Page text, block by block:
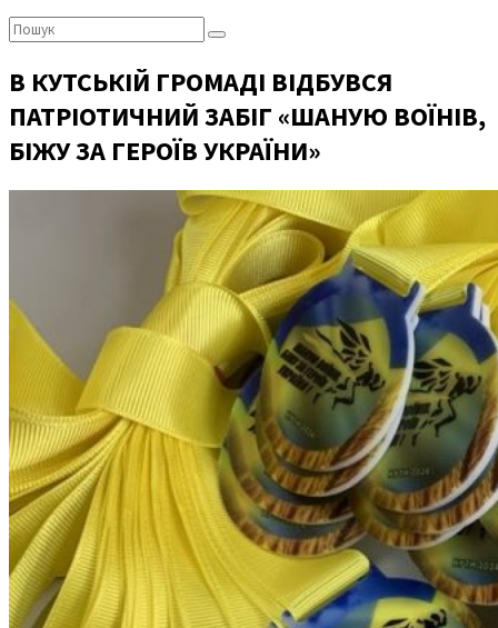
Пошук:
В КУТСЬКІЙ ГРОМАДІ ВІДБУВСЯ
ПАТРІОТИЧНИЙ ЗАБІГ «ШАНУЮ ВОЇНІВ,
БІЖУ ЗА ГЕРОЇВ УКРАЇНИ»